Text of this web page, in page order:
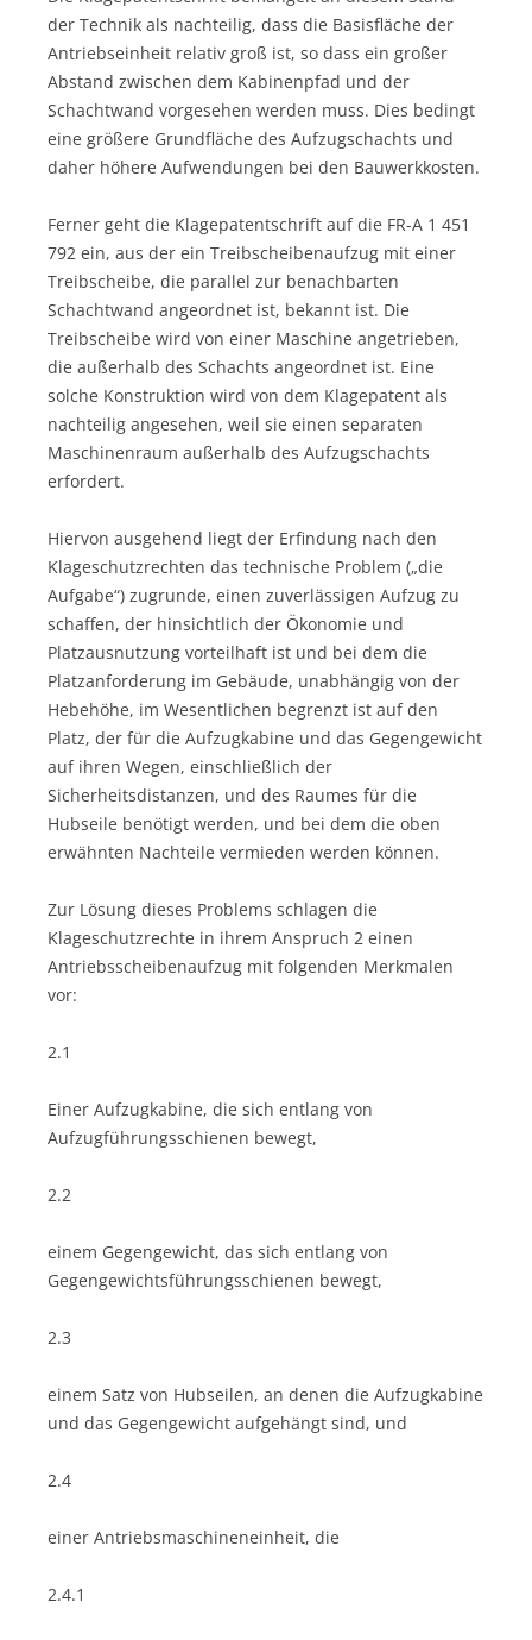
der Technik als nachteilig, dass die Basisfläche der
Antriebseinheit relativ groß ist, so dass ein großer
Abstand zwischen dem Kabinenpfad und der
Schachtwand vorgesehen werden muss. Dies bedingt
eine größere Grundfläche des Aufzugschachts und
daher höhere Aufwendungen bei den Bauwerkkosten.
Ferner geht die Klagepatentschrift auf die FR-A 1 451
792 ein, aus der ein Treibscheibenaufzug mit einer
Treibscheibe, die parallel zur benachbarten
Schachtwand angeordnet ist, bekannt ist. Die
Treibscheibe wird von einer Maschine angetrieben,
die außerhalb des Schachts angeordnet ist. Eine
solche Konstruktion wird von dem Klagepatent als
nachteilig angesehen, weil sie einen separaten
Maschinenraum außerhalb des Aufzugschachts
erfordert.
Hiervon ausgehend liegt der Erfindung nach den
Klageschutzrechten das technische Problem („die
Aufgabe“) zugrunde, einen zuverlässigen Aufzug zu
schaffen, der hinsichtlich der Ökonomie und
Platzausnutzung vorteilhaft ist und bei dem die
Platzanforderung im Gebäude, unabhängig von der
Hebehöhe, im Wesentlichen begrenzt ist auf den
Platz, der für die Aufzugkabine und das Gegengewicht
auf ihren Wegen, einschließlich der
Sicherheitsdistanzen, und des Raumes für die
Hubseile benötigt werden, und bei dem die oben
erwähnten Nachteile vermieden werden können.
Zur Lösung dieses Problems schlagen die
Klageschutzrechte in ihrem Anspruch 2 einen
Antriebsscheibenaufzug mit folgenden Merkmalen
vor:
2.1
Einer Aufzugkabine, die sich entlang von
Aufzugführungsschienen bewegt,
2.2
einem Gegengewicht, das sich entlang von
Gegengewichtsführungsschienen bewegt,
2.3
einem Satz von Hubseilen, an denen die Aufzugkabine
und das Gegengewicht aufgehängt sind, und
2.4
einer Antriebsmaschineneinheit, die
2.4.1